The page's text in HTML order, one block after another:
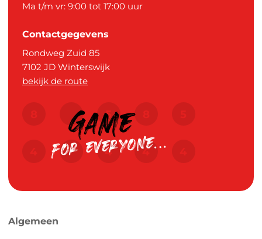
Ma t/m vr: 9:00 tot 17:00 uur
Contactgegevens
Rondweg Zuid 85
7102 JD Winterswijk
bekijk de route
Algemeen